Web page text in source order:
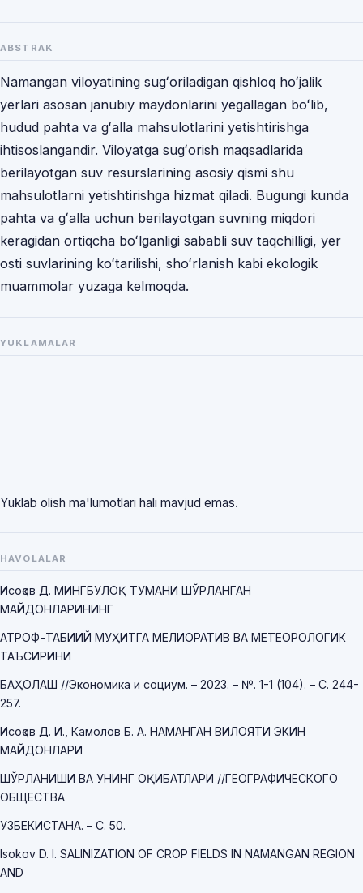
ABSTRAK
Namangan viloyatining sugʻoriladigan qishloq hoʻjalik
yerlari asosan janubiy maydonlarini yegallagan boʻlib,
hudud pahta va gʻalla mahsulotlarini yetishtirishga
ihtisoslangandir. Viloyatga sugʻorish maqsadlarida
berilayotgan suv resurslarining asosiy qismi shu
mahsulotlarni yetishtirishga hizmat qiladi. Bugungi kunda
pahta va gʻalla uchun berilayotgan suvning miqdori
keragidan ortiqcha boʻlganligi sababli suv taqchilligi, yer
osti suvlarining koʻtarilishi, shoʻrlanish kabi ekologik
muammolar yuzaga kelmoqda.
YUKLAMALAR
Yuklab olish ma'lumotlari hali mavjud emas.
HAVOLALAR
Исоқов Д. МИНГБУЛОҚ ТУМАНИ ШЎРЛАНГАН
МАЙДОНЛАРИНИНГ
АТРОФ-ТАБИИЙ МУҲИТГА МЕЛИОРАТИВ ВА МЕТЕОРОЛОГИК
ТАЪСИРИНИ
БАҲОЛАШ //Экономика и социум. – 2023. – №. 1-1 (104). – С. 244-
257.
Исоқов Д. И., Камолов Б. А. НАМАНГАН ВИЛОЯТИ ЭКИН
МАЙДОНЛАРИ
ШЎРЛАНИШИ ВА УНИНГ ОҚИБАТЛАРИ //ГЕОГРАФИЧЕСКОГО
ОБЩЕСТВА
УЗБЕКИСТАНА. – С. 50.
Isokov D. I. SALINIZATION OF CROP FIELDS IN NAMANGAN REGION
AND